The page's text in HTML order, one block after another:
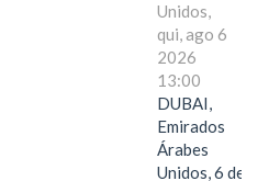
Unidos,
qui, ago 6
2026
13:00
DUBAI,
Emirados
Árabes
Unidos, 6 de